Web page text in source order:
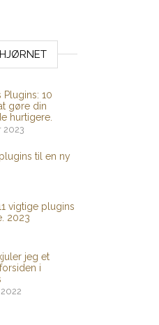
Plugins: 10
gøre din
hurtigere.
2023
til en ny
vigtige plugins
2023
jeg et
i